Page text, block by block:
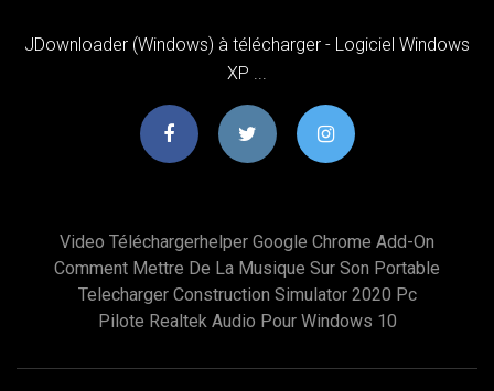
JDownloader (Windows) à télécharger - Logiciel Windows
XP ...
Video Téléchargerhelper Google Chrome Add-On
Comment Mettre De La Musique Sur Son Portable
Telecharger Construction Simulator 2020 Pc
Pilote Realtek Audio Pour Windows 10